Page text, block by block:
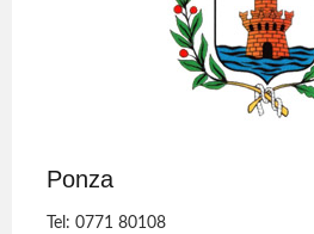
Ponza
Tel: 0771 80108